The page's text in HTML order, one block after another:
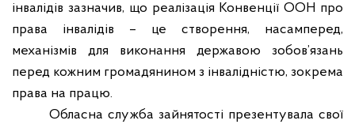
інвалідів зазначив, що реалізація Конвенції ООН про
права інвалідів – це створення, насамперед,
механізмів для виконання державою зобов’язань
перед кожним громадянином з інвалідністю, зокрема
права на працю.
Обласна служба зайнятості презентувала свої